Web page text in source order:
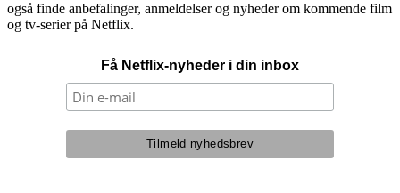
også finde anbefalinger, anmeldelser og nyheder om kommende film
og tv-serier på Netflix.
Få Netflix-nyheder i din inbox